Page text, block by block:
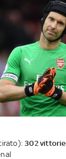
302 vittorie